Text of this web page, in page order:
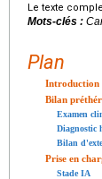
Le texte
Mots-clés :
Plan
Introduction
Bilan
Examen
Diagnostic
Bilan
Prise en
Stade IA